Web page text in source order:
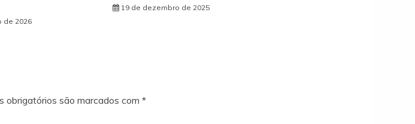
de 2026
19 de dezembro de 2025
obrigatórios são marcados com *